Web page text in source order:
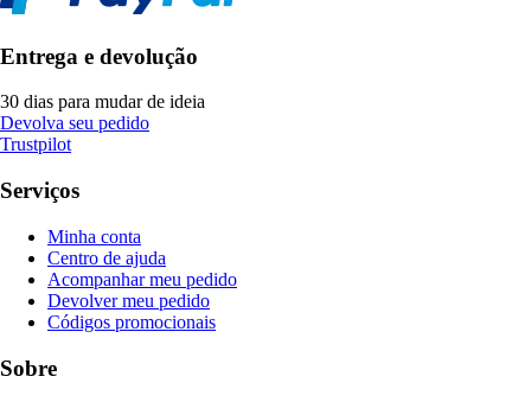
Entrega e devolução
30 dias para mudar de ideia
Devolva seu pedido
Trustpilot
Serviços
Minha conta
Centro de ajuda
Acompanhar meu pedido
Devolver meu pedido
Códigos promocionais
Sobre